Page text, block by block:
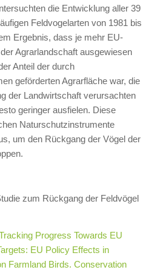
die Entwicklung aller 39
Feldvogelarten von 1981 bis
Ergebnis, dass je mehr EU-
Agrarlandschaft ausgewiesen
Anteil der durch
geförderten Agrarfläche war, die
der Landwirtschaft verursachten
geringer ausfielen. Diese
Naturschutzinstrumente
um den Rückgang der Vögel der
zum Rückgang der Feldvögel
Progress Towards EU
EU Policy Effects in
Farmland Birds. Conservation